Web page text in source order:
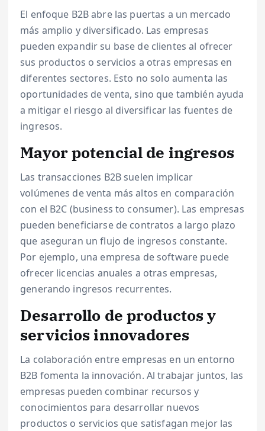
El enfoque B2B abre las puertas a un mercado
más amplio y diversificado. Las empresas
pueden expandir su base de clientes al ofrecer
sus productos o servicios a otras empresas en
diferentes sectores. Esto no solo aumenta las
oportunidades de venta, sino que también ayuda
a mitigar el riesgo al diversificar las fuentes de
ingresos.
Mayor potencial de ingresos
Las transacciones B2B suelen implicar
volúmenes de venta más altos en comparación
con el B2C (business to consumer). Las empresas
pueden beneficiarse de contratos a largo plazo
que aseguran un flujo de ingresos constante.
Por ejemplo, una empresa de software puede
ofrecer licencias anuales a otras empresas,
generando ingresos recurrentes.
Desarrollo de productos y
servicios innovadores
La colaboración entre empresas en un entorno
B2B fomenta la innovación. Al trabajar juntos, las
empresas pueden combinar recursos y
conocimientos para desarrollar nuevos
productos o servicios que satisfagan mejor las